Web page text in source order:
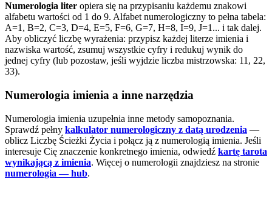
Numerologia liter opiera się na przypisaniu każdemu znakowi
alfabetu wartości od 1 do 9. Alfabet numerologiczny to pełna tabela:
A=1, B=2, C=3, D=4, E=5, F=6, G=7, H=8, I=9, J=1... i tak dalej.
Aby obliczyć liczbę wyrażenia: przypisz każdej literze imienia i
nazwiska wartość, zsumuj wszystkie cyfry i redukuj wynik do
jednej cyfry (lub pozostaw, jeśli wyjdzie liczba mistrzowska: 11, 22,
33).
Numerologia imienia a inne narzędzia
Numerologia imienia uzupełnia inne metody samopoznania.
Sprawdź pełny kalkulator numerologiczny z datą urodzenia —
oblicz Liczbę Ścieżki Życia i połącz ją z numerologią imienia. Jeśli
interesuje Cię znaczenie konkretnego imienia, odwiedź kartę tarota
wynikającą z imienia. Więcej o numerologii znajdziesz na stronie
numerologia — hub.